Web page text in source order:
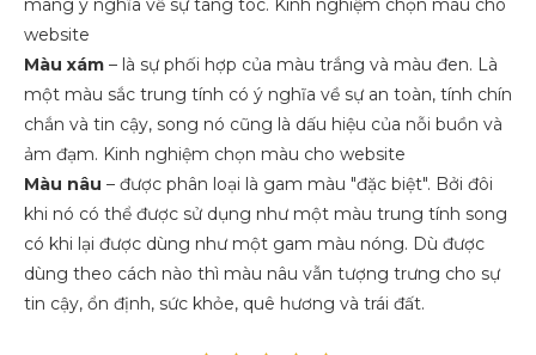
mang ý nghĩa về sự tang tóc. Kinh nghiệm chọn màu cho
website
Màu xám – là sự phối hợp của màu trắng và màu đen. Là
một màu sắc trung tính có ý nghĩa về sự an toàn, tính chín
chắn và tin cậy, song nó cũng là dấu hiệu của nỗi buồn và
ảm đạm. Kinh nghiệm chọn màu cho website
Màu nâu – được phân loại là gam màu "đặc biệt". Bởi đôi
khi nó có thể được sử dụng như một màu trung tính song
có khi lại được dùng như một gam màu nóng. Dù được
dùng theo cách nào thì màu nâu vẫn tượng trưng cho sự
tin cậy, ổn định, sức khỏe, quê hương và trái đất.